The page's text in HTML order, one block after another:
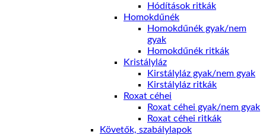
Hódítások ritkák
Homokdűnék
Homokdűnék gyak/nem
gyak
Homokdűnék ritkák
Kristályláz
Kirstályláz gyak/nem gyak
Kirstályláz ritkák
Roxat céhei
Roxat céhei gyak/nem gyak
Roxat céhei ritkák
Követők, szabálylapok